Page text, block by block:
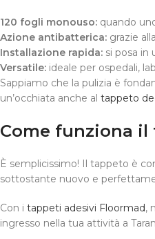
120 fogli monouso: quando
Azione antibatterica: grazie
Installazione rapida: si posa in
Versatile: ideale per ospedali,
Sappiamo che la pulizia è
un’occhiata anche al tappeto
Come funziona
È semplicissimo! Il tappeto è
sottostante nuovo e
Con i tappeti adesivi Floormad,
ingresso nella tua attività a